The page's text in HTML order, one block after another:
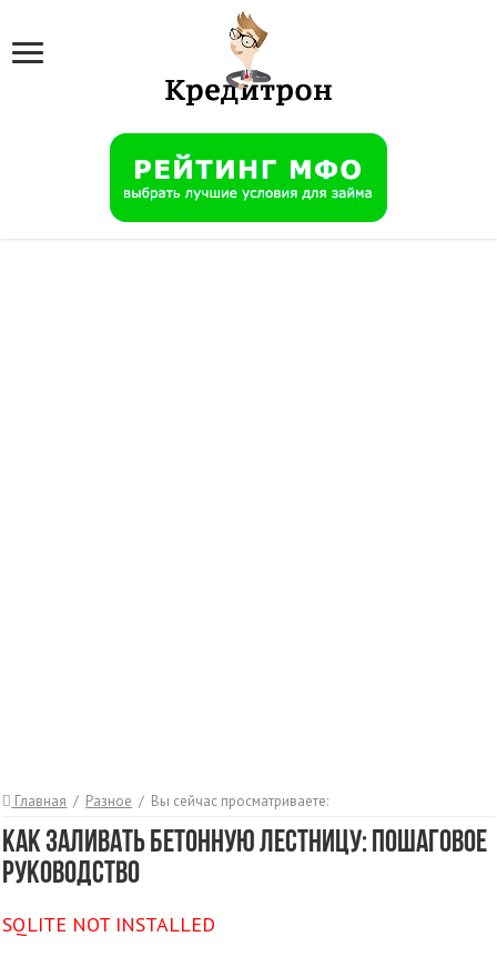
Главная / Разное / Вы сейчас просматриваете:
Как заливать бетонную лестницу: пошаговое
руководство
SQLITE NOT INSTALLED